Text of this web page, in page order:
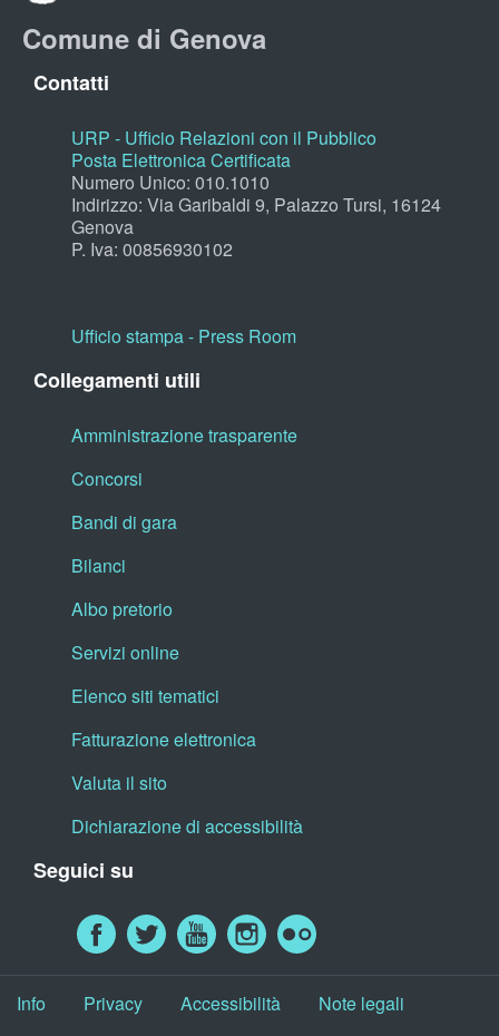
Comune di Genova
Contatti
URP - Ufficio Relazioni con il Pubblico
Posta Elettronica Certificata
Numero Unico: 010.1010
Indirizzo: Via Garibaldi 9, Palazzo Tursi, 16124
Genova
P. Iva: 00856930102
Ufficio stampa - Press Room
Collegamenti utili
Amministrazione trasparente
Concorsi
Bandi di gara
Bilanci
Albo pretorio
Servizi online
Elenco siti tematici
Fatturazione elettronica
Valuta il sito
Dichiarazione di accessibilità
Seguici su
Info Privacy Accessibilità Note legali